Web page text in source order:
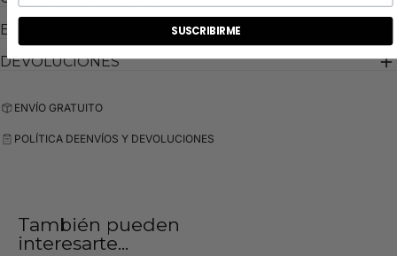
ENVIOS
DEVOLUCIONES
ENVÍO GRATUITO
POLÍTICA DEENVÍOS Y DEVOLUCIONES
También pueden
interesarte...
SUSCRIBIRME